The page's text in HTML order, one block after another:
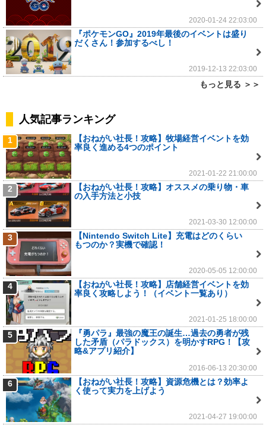
2020-01-24 22:03:00
『ポケモンGO』2019年最後のイベントは盛り
だくさん！参加するべし！
2019-12-13 22:03:00
もっと見る ＞＞
人気記事ランキング
1
【おねがい社長！攻略】牧場経営イベントを効
率良く進める4つのポイント
2021-01-22 21:00:00
2
【おねがい社長！攻略】オススメの乗り物・車
の入手方法と小技
2021-03-30 12:00:00
3
【Nintendo Switch Lite】充電はどのくらい
もつのか？実機で確認！
2020-05-05 12:00:00
4
【おねがい社長！攻略】店舗経営イベントを効
率良く攻略しよう！（イベント一覧あり）
2021-01-25 18:00:00
5
『勇パラ』最強の魔王の誕生…過去の勇者が残
した矛盾（パラドックス）を明かすRPG！【攻
略&アプリ紹介】
2016-06-13 20:30:00
6
【おねがい社長！攻略】資源危機とは？効率よ
く使って実力を上げよう
2021-04-27 19:00:00